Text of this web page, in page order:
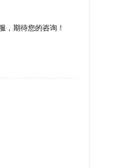
，期待您的咨询！